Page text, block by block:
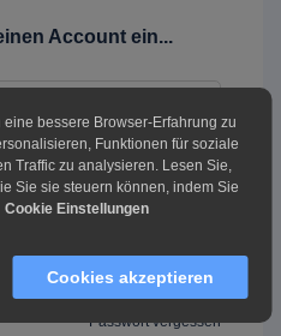
Account ein...
Passwort vergessen
bessere Browser-Erfahrung zu
Funktionen für soziale
Traffic zu analysieren. Lesen Sie,
Sie sie steuern können, indem Sie
Cookie Einstellungen
Cookies akzeptieren